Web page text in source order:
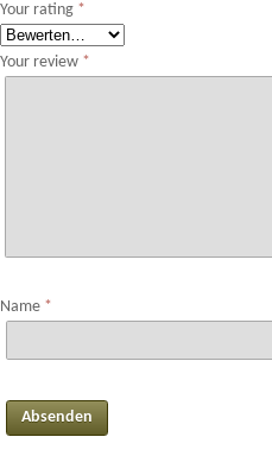
Your rating *
Your review *
Name *